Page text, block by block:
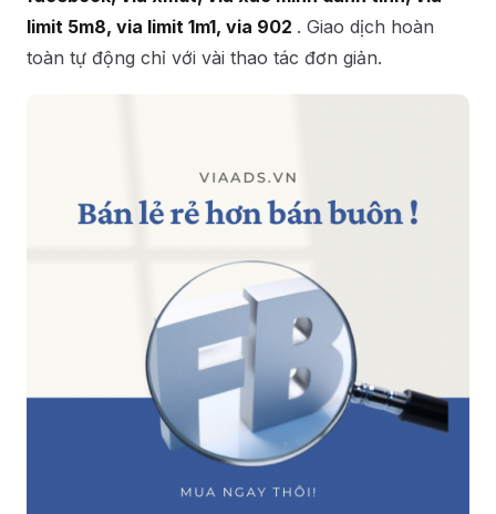
limit 5m8, via limit 1m1, via 902 . Giao dịch hoàn
toàn tự động chỉ với vài thao tác đơn giản.